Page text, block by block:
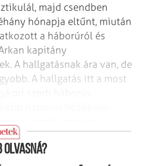
majd csendben
hónapja eltűnt, miután
a háborúról és
kapitány
A hallgatásnak ára van, de
A hallgatás itt a most
olvasná?